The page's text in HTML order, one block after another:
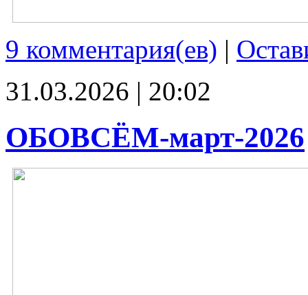
9 комментария(ев) |
31.03.2026 | 20:02
ОБОВСЁМ-март-2026